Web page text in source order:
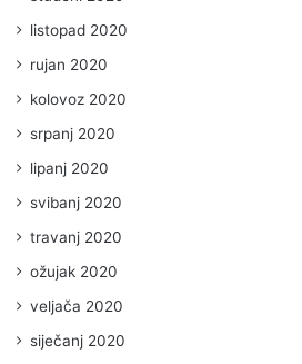
listopad 2020
rujan 2020
kolovoz 2020
srpanj 2020
lipanj 2020
svibanj 2020
travanj 2020
ožujak 2020
veljača 2020
siječanj 2020